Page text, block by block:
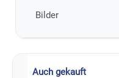
Bilder
Auch gekauft